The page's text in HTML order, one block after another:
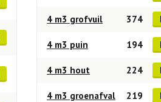
4 m3 grofvuil 374
4 m3 puin 194
4 m3 hout 224
4 m3 groenafval 219